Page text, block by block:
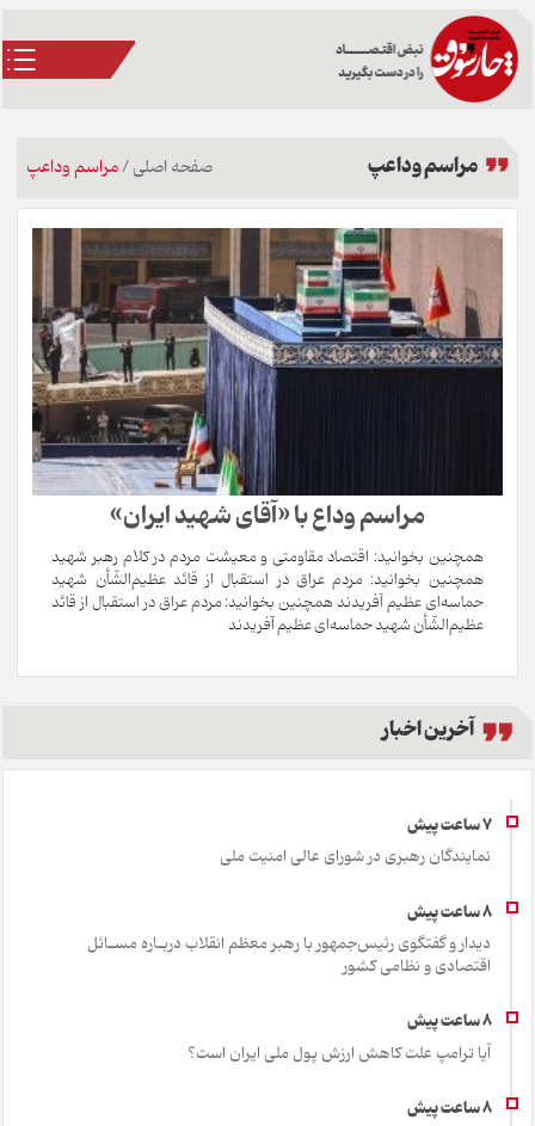
مراسم وداعپ صفحه اصلی/مراسم وداعپ
مراسم وداع با «آقای شهید ایران»
همچنین بخوانید: اقتصاد مقاومتی و معیشت مردم در کلام رهبر شهید
همچنین بخوانید: مردم عراق در استقبال از قائد عظیم‌الشّأن شهید
حماسه‌ای عظیم آفریدند همچنین بخوانید: مردم عراق در استقبال از قائد
عظیم‌الشّأن شهید حماسه‌ای عظیم آفریدند
آخرین اخبار
نمایندگان رهبری در شورای عالی امنیت ملی
دیدار و گفتگوی رئیس‌جمهور با رهبر معظم انقلاب دربـاره مسـائل
اقتصادی و نظامی کشور
آیا ترامپ علت کاهش ارزش پول ملی ایران است؟